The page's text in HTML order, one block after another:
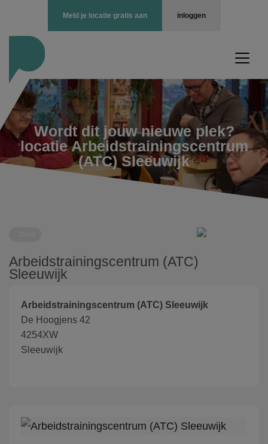
inloggen
Meld je locatie gratis aan
Wordt dit jouw nieuwe plek?
locatie Arbeidstrainingscentrum
(ATC) Sleeuwijk
Arbeidstrainingscentrum (ATC)
Sleeuwijk
Arbeidstrainingscentrum (ATC) Sleeuwijk
De Hoogjens 42
4254XW
Sleeuwijk